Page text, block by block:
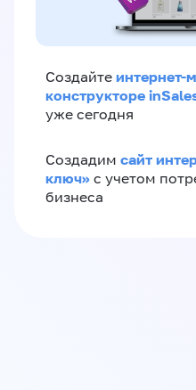
Создайте интернет-
конструкторе
уже сегодня
Создадим сайт
ключ» с учетом
бизнеса